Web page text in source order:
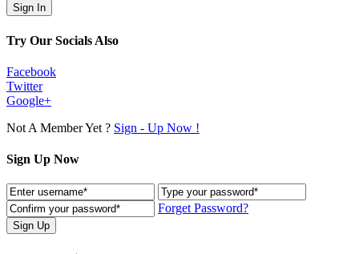
Try Our Socials Also
Facebook
Twitter
Google+
Not A Member Yet ? Sign - Up Now !
Sign Up Now
Forget Password?